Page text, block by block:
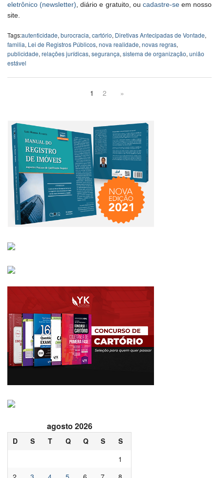
eletrônico (newsletter) , diário e gratuito, ou cadastre-seem nosso
site.
Tags:autenticidade, burocracia, cartório, Diretivas Antecipadas de Vontade,
familia, Lei de Registros Públicos, nova realidade, novas regras,
publicidade, relações jurídicas, segurança, sistema de organização, união
estável
1 2 »
agosto 2026
D S T Q Q S
S
1